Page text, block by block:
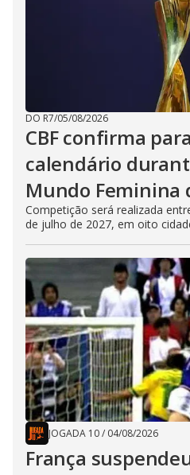
DO R7/05/08/2026
CBF confirma
calendário
Mundo Feminina
Competição será realizada
de julho de 2027, em oito
JOGADA 10/ 04/08/2026
França